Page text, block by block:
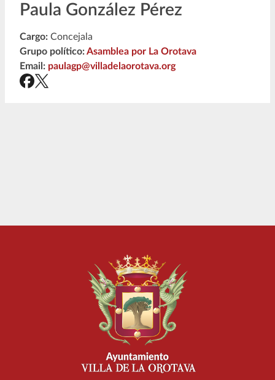
Paula González Pérez
Cargo: Concejala
Grupo político:Asamblea por La Orotava
Email: paulagp@villadelaorotava.org